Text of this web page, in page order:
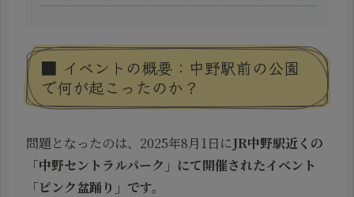
■ イベントの概要：中野駅前の公園
で何が起こったのか？
問題となったのは、2025年8月1日にJR中野駅近くの
「中野セントラルパーク」にて開催されたイベント
「ピンク盆踊り」です。